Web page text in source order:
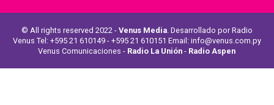
© All rights reserved 2022 - Venus Media. Desarrollado por Radio
Venus Tel: +595 21 610149 - +595 21 610151 Email: info@venus.com.py
Venus Comunicaciones - Radio La Unión - Radio Aspen